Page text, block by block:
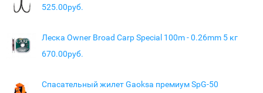
525.00руб.
Леска Owner Broad Carp Special 100m - 0.26mm 5 кг
670.00руб.
Спасательный жилет Gaoksa премиум SpG-50